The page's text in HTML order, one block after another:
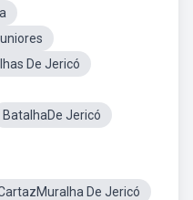
De Jericó
BatalhaDe Jericó
De Jericó